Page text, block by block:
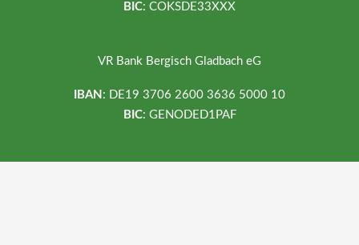
BIC: COKSDE33XXX
VR Bank Bergisch Gladbach eG
IBAN : DE19 3706 2600 3636 5000 10
BIC: GENODED1PAF